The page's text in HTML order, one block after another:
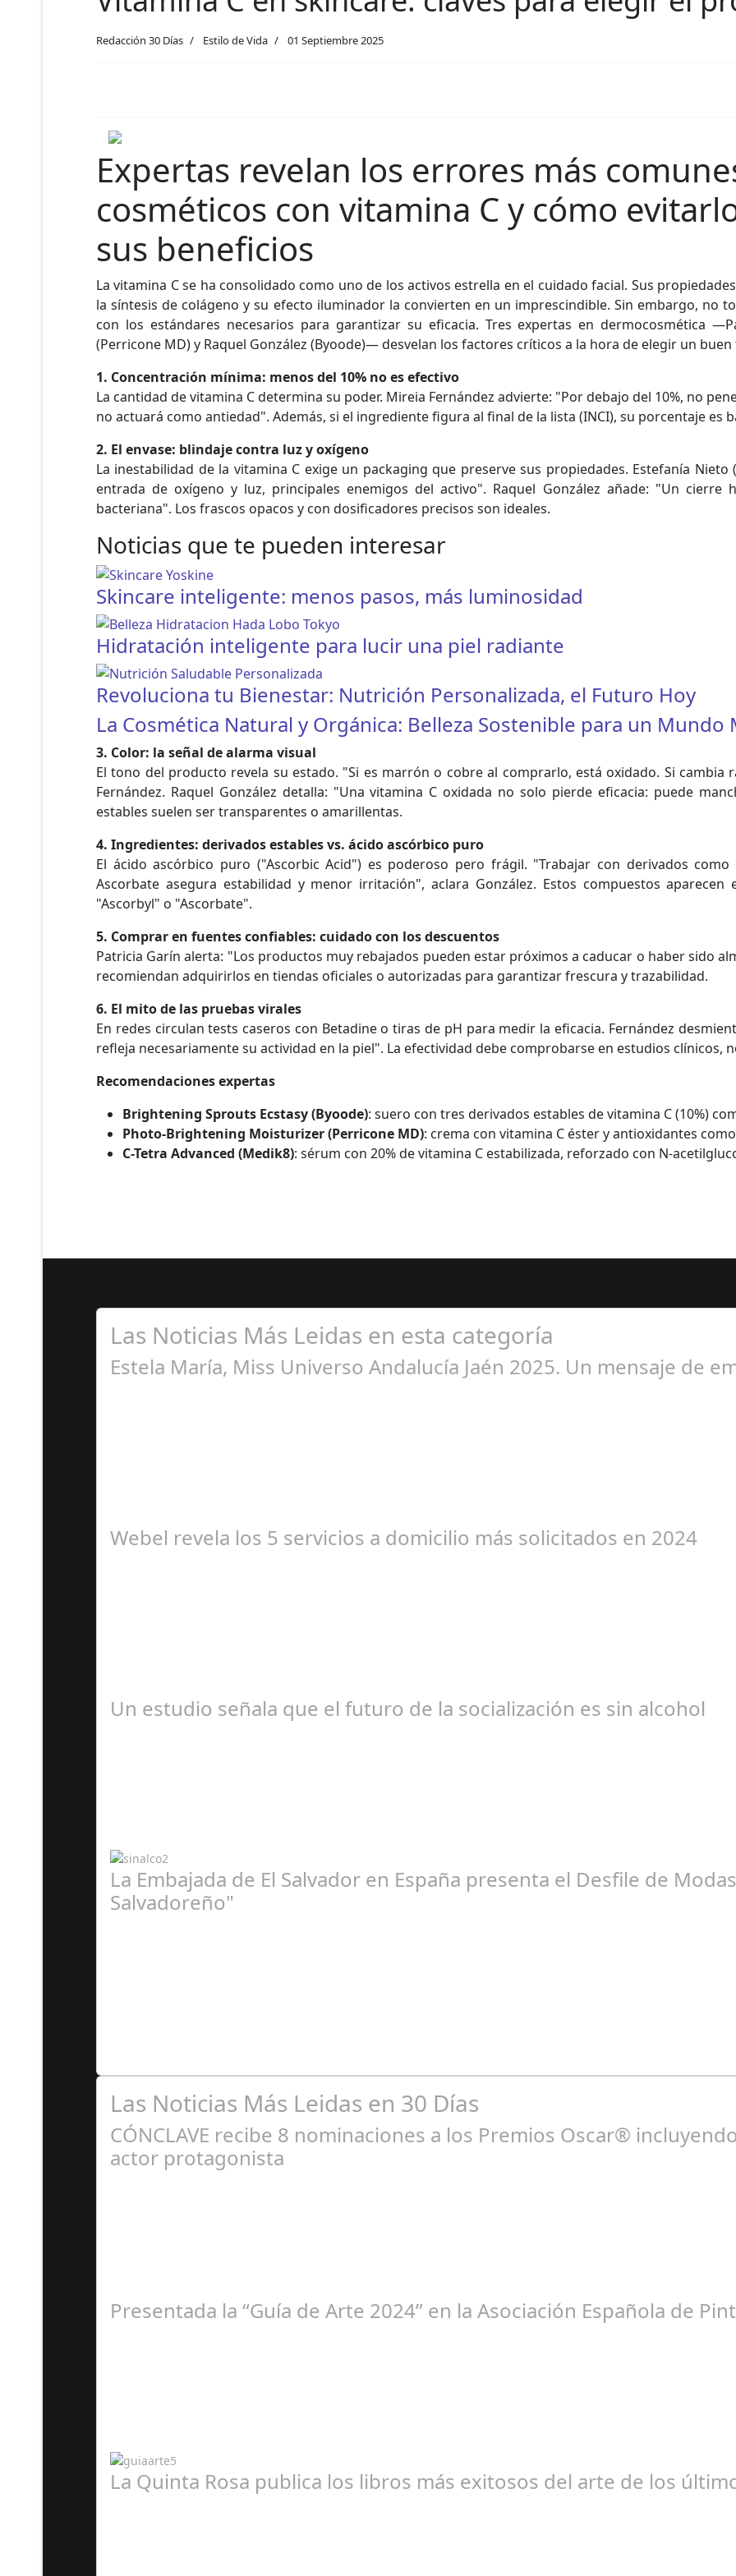
Redacción 30 Días Estilo de Vida 01 Septiembre 2025
Expertas revelan los errores más
cosméticos con vitamina C y cómo
sus beneficios
La vitamina C se ha consolidado como uno de los activos estrella en el cuidado facial. Sus
la síntesis de colágeno y su efecto iluminador la convierten en un imprescindible. Sin embargo, no
con los estándares necesarios para garantizar su eficacia. Tres expertas en dermocosmética
(Perricone MD) y Raquel González (Byoode)— desvelan los factores críticos a la hora de elegir un
1. Concentración mínima: menos del 10% no es efectivo
La cantidad de vitamina C determina su poder. Mireia Fernández advierte: "Por debajo del 10%, no
no actuará como antiedad". Además, si el ingrediente figura al final de la lista (INCI), su porcentaje es
2. El envase: blindaje contra luz y oxígeno
La inestabilidad de la vitamina C exige un packaging que preserve sus propiedades. Estefanía Nieto
entrada de oxígeno y luz, principales enemigos del activo". Raquel González añade: "Un cierre
bacteriana". Los frascos opacos y con dosificadores precisos son ideales.
Noticias que te pueden interesar
Skincare inteligente: menos pasos, más luminosidad
Hidratación inteligente para lucir una piel radiante
Revoluciona tu Bienestar: Nutrición Personalizada, el Futuro Hoy
La Cosmética Natural y Orgánica: Belleza Sostenible para un Mundo
3. Color: la señal de alarma visual
El tono del producto revela su estado. "Si es marrón o cobre al comprarlo, está oxidado. Si cambia
Fernández. Raquel González detalla: "Una vitamina C oxidada no solo pierde eficacia: puede
estables suelen ser transparentes o amarillentas.
4. Ingredientes: derivados estables vs. ácido ascórbico puro
El ácido ascórbico puro ("Ascorbic Acid") es poderoso pero frágil. "Trabajar con derivados como
Ascorbate asegura estabilidad y menor irritación", aclara González. Estos compuestos
"Ascorbyl" o "Ascorbate".
5. Comprar en fuentes confiables: cuidado con los descuentos
Patricia Garín alerta: "Los productos muy rebajados pueden estar próximos a caducar o haber sido
recomiendan adquirirlos en tiendas oficiales o autorizadas para garantizar frescura y trazabilidad.
6. El mito de las pruebas virales
En redes circulan tests caseros con Betadine o tiras de pH para medir la eficacia. Fernández
refleja necesariamente su actividad en la piel". La efectividad debe comprobarse en estudios clínicos,
Recomendaciones expertas
Brightening Sprouts Ecstasy (Byoode): suero con tres derivados estables de vitamina C (10%)
Photo-Brightening Moisturizer (Perricone MD): crema con vitamina C éster y antioxidantes
C-Tetra Advanced (Medik8): sérum con 20% de vitamina C estabilizada, reforzado con N-
Las Noticias Más Leidas en esta categoría
Estela María, Miss Universo Andalucía Jaén 2025. Un mensaje de
Webel revela los 5 servicios a domicilio más solicitados en 2024
Un estudio señala que el futuro de la socialización es sin alcohol
La Embajada de El Salvador en España presenta el Desfile de
Salvadoreño"
Las Noticias Más Leidas en 30 Días
CÓNCLAVE recibe 8 nominaciones a los Premios Oscar®
actor protagonista
Presentada la “Guía de Arte 2024” en la Asociación Española de
La Quinta Rosa publica los libros más exitosos del arte de los